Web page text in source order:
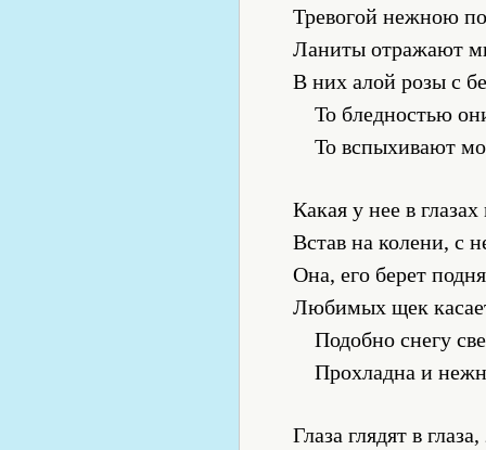
Тревогой нежною
Ланиты отражают
В них алой розы с
То бледностью
То вспыхивают
Какая у нее в
Встав на колени, с
Она, его берет
Любимых щек
Подобно снегу
Прохладна и
Глаза глядят в